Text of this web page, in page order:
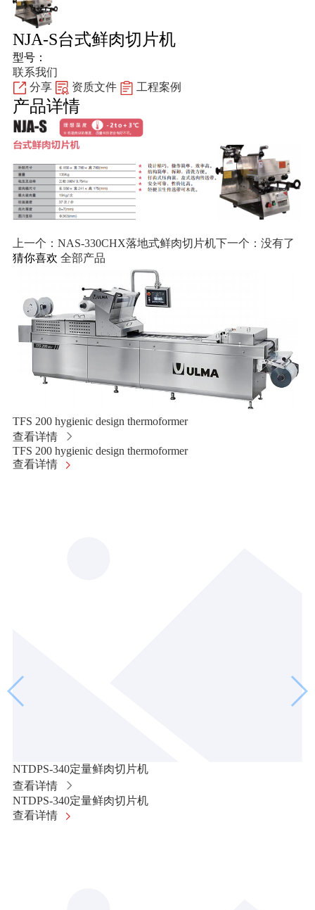
NJA-S台式鲜肉切片机
型号：
联系我们
分享
资质文件 工程案例
产品详情
上一个：NAS-330CHX落地式鲜肉切片机下一个：没有了
猜你喜欢 全部产品
TFS 200 hygienic design thermoformer
查看详情
TFS 200 hygienic design thermoformer
查看详情
NTDPS-340定量鲜肉切片机
查看详情
NTDPS-340定量鲜肉切片机
查看详情